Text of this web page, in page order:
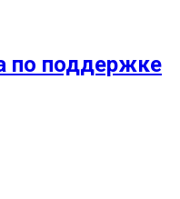
по поддержке